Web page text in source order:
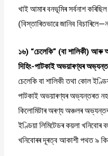
খাই আমাৰ বনভূমিৰ সৰ্বনাশ
(বিস্তাৰিতভাৱে জানিব
১৬) “চেলেকি” (বা শালিকী) আৰু
দিহিং-পাটকাই অভয়াৰণ্যৰ
চেলেকি বা শালিকী তথা কোল
পাটকাই অভয়াৰণ্যৰ অভ্যন্তৰত
কিলোমিটাৰ অৰণ্য অঞ্চলৰ
ইণ্ডিয়া লিমিটেডৰ কয়লা খনিবোৰ
খনিবোৰৰ দূৰত্ব আকাশী পথত ৯